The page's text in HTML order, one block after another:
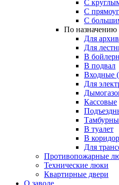
С
С
С
По назначению
Для
Для
В
В подвал
Входные
Для
Кассовые
В туалет
В коридор
Для
Противопожарные
Технические люки
Квартирные двери
О заводе